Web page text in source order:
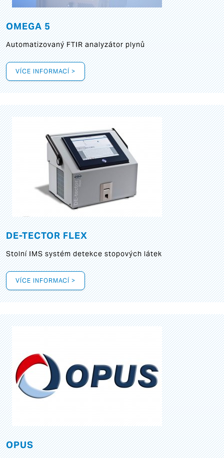
OMEGA 5
Automatizovaný FTIR analyzátor plynů
VÍCE INFORMACÍ >
DE-TECTOR FLEX
Stolní IMS systém detekce stopových látek
VÍCE INFORMACÍ >
OPUS